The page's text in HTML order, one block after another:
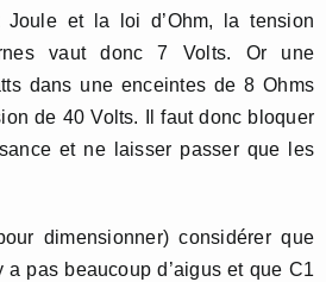
Joule et la loi d’Ohm, la tension
vaut donc 7 Volts. Or une
dans une enceintes de 8 Ohms
de 40 Volts. Il faut donc bloquer
et ne laisser passer que les
dimensionner) considérer que
a pas beaucoup d’aigus et que C1